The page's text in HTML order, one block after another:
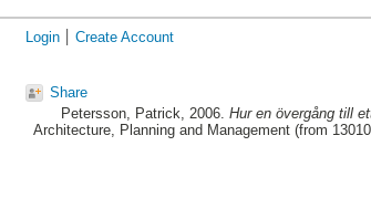
Login Create Account
Share
Petersson, Patrick, 2006. Hur en övergång till
Architecture, Planning and Management (from